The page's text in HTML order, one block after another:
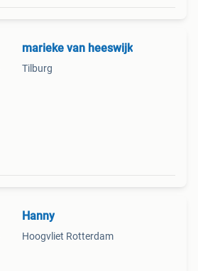
marieke van heeswijk
Tilburg
Hanny
Hoogvliet Rotterdam